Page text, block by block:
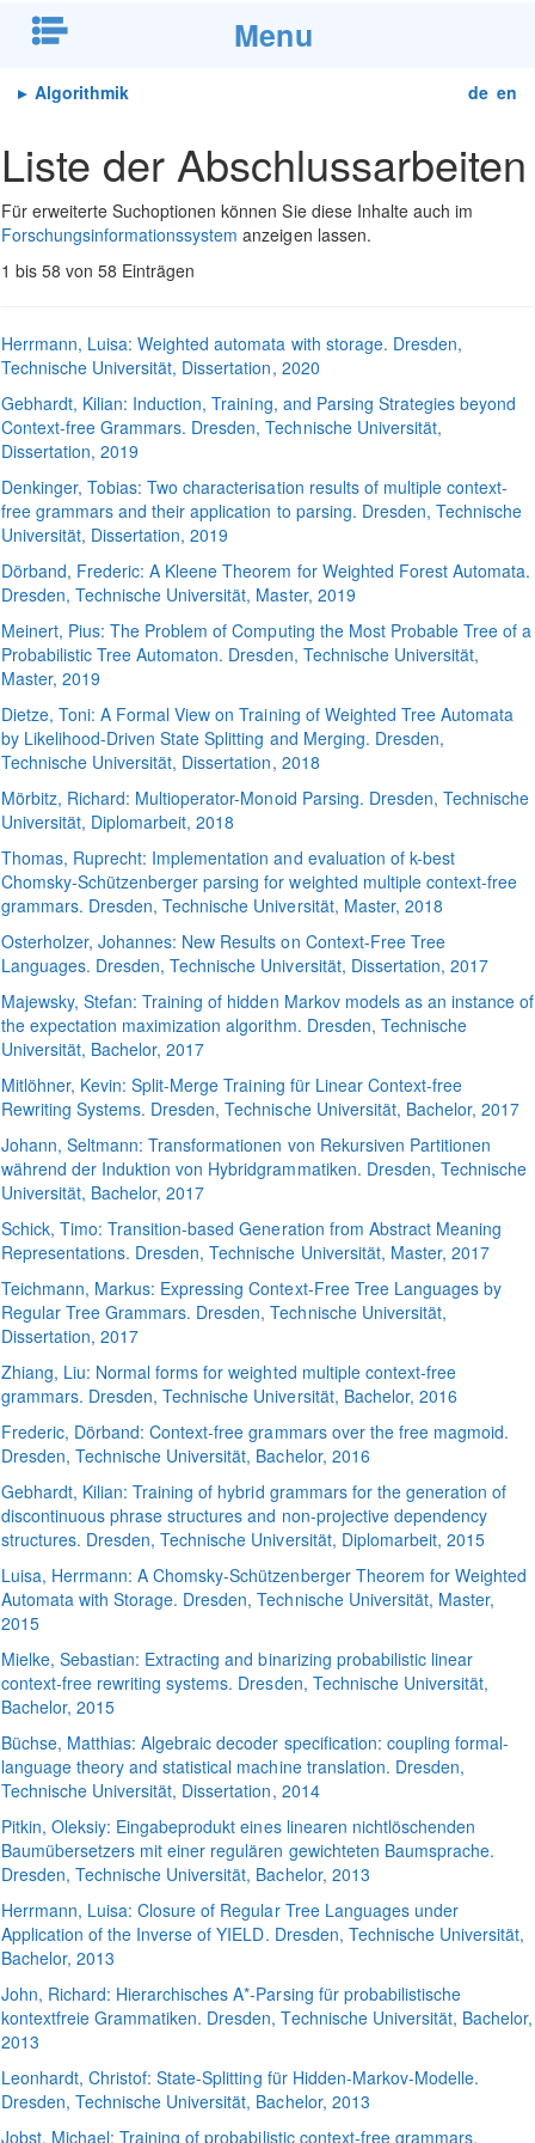
Menu
▸ Algorithmik de en
Liste der Abschlussarbeiten
Für erweiterte Suchoptionen können Sie diese Inhalte auch im
Forschungsinformationssystem anzeigen lassen.
1 bis58 von58 Einträgen
Herrmann, Luisa:Weighted automata with storage. Dresden,
Technische Universität, Dissertation, 2020
Gebhardt, Kilian: Induction, Training, and Parsing Strategies beyond
Context-free Grammars. Dresden, Technische Universität,
Dissertation, 2019
Denkinger, Tobias:Two characterisation results of multiple context-
free grammars and their application to parsing. Dresden, Technische
Universität, Dissertation, 2019
Dörband, Frederic:A Kleene Theorem for Weighted Forest Automata.
Dresden, Technische Universität, Master, 2019
Meinert, Pius:The Problem of Computing the Most Probable Tree of a
Probabilistic Tree Automaton. Dresden, Technische Universität,
Master, 2019
Dietze, Toni:A Formal View on Training of Weighted Tree Automata
by Likelihood-Driven State Splitting and Merging. Dresden,
Technische Universität, Dissertation, 2018
Mörbitz, Richard: Multioperator-Monoid Parsing. Dresden, Technische
Universität, Diplomarbeit, 2018
Thomas, Ruprecht: Implementation and evaluation of k-best
Chomsky-Schützenberger parsing for weighted multiple context-free
grammars. Dresden, Technische Universität, Master, 2018
Osterholzer, Johannes: New Results on Context-Free Tree
Languages. Dresden, Technische Universität, Dissertation, 2017
Majewsky, Stefan:Training of hidden Markov models as an instance of
the expectation maximization algorithm. Dresden, Technische
Universität, Bachelor, 2017
Mitlöhner, Kevin:Split-Merge Training für Linear Context-free
Rewriting Systems. Dresden, Technische Universität, Bachelor, 2017
Johann, Seltmann:Transformationen von Rekursiven Partitionen
während der Induktion von Hybridgrammatiken. Dresden, Technische
Universität, Bachelor, 2017
Schick, Timo:Transition-based Generation from Abstract Meaning
Representations. Dresden, Technische Universität, Master, 2017
Teichmann, Markus: Expressing Context-Free Tree Languages by
Regular Tree Grammars. Dresden, Technische Universität,
Dissertation, 2017
Zhiang, Liu: Normal forms for weighted multiple context-free
grammars. Dresden, Technische Universität, Bachelor, 2016
Frederic, Dörband:Context-free grammars over the free magmoid.
Dresden, Technische Universität, Bachelor, 2016
Gebhardt, Kilian:Training of hybrid grammars for the generation of
discontinuous phrase structures and non-projective dependency
structures. Dresden, Technische Universität, Diplomarbeit, 2015
Luisa, Herrmann:A Chomsky-Schützenberger Theorem for Weighted
Automata with Storage. Dresden, Technische Universität, Master,
2015
Mielke, Sebastian: Extracting and binarizing probabilistic linear
context-free rewriting systems. Dresden, Technische Universität,
Bachelor, 2015
Büchse, Matthias:Algebraic decoder specification: coupling formal-
language theory and statistical machine translation. Dresden,
Technische Universität, Dissertation, 2014
Pitkin, Oleksiy: Eingabeprodukt eines linearen nichtlöschenden
Baumübersetzers mit einer regulären gewichteten Baumsprache.
Dresden, Technische Universität, Bachelor, 2013
Herrmann, Luisa:Closure of Regular Tree Languages under
Application of the Inverse of YIELD. Dresden, Technische Universität,
Bachelor, 2013
John, Richard: Hierarchisches A*-Parsing für probabilistische
kontextfreie Grammatiken. Dresden, Technische Universität, Bachelor,
2013
Leonhardt, Christof:State-Splitting für Hidden-Markov-Modelle.
Dresden, Technische Universität, Bachelor, 2013
Jobst, Michael:Training of probabilistic context-free grammars.